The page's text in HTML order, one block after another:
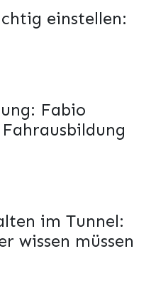
einstellen:
Fabio
im Tunnel:
wissen müssen